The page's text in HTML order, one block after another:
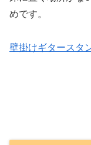
めです。
壁掛けギタースタ